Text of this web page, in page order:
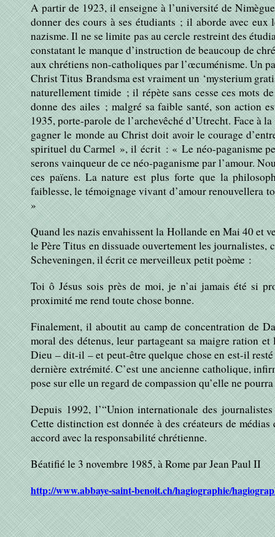
A partir de 1923, il enseigne à l’université de
donner des cours à ses étudiants ; il aborde avec
nazisme. Il ne se limite pas au cercle restreint des
constatant le manque d’instruction de beaucoup de
aux chrétiens non-catholiques par l’œcuménisme. Un
Christ Titus Brandsma est vraiment un ‘mysterium
naturellement timide ; il répète sans cesse ces mots
donne des ailes ; malgré sa faible santé, son action
1935, porte-parole de l’archevêché d’Utrecht. Face à
gagner le monde au Christ doit avoir le courage
spirituel du Carmel », il écrit : «Le néo-paganisme
serons vainqueur de ce néo-paganisme par l’amour.
ces païens. La nature est plus forte que la
faiblesse, le témoignage vivant d’amour renouvellera
»
Quand les nazis envahissent la Hollande en Mai 40 et
le Père Titus en dissuade ouvertement les
Scheveningen, il écrit ce merveilleux petit poème :
Toi ô Jésus sois près de moi, je n’ai jamais été si
proximité me rend toute chose bonne.
Finalement, il aboutit au camp de concentration de
moral des détenus, leur partageant sa maigre ration
Dieu – dit-il – et peut-être quelque chose en est-il
dernière extrémité. C’est une ancienne catholique,
pose sur elle un regard de compassion qu’elle ne
Depuis 1992, l’“Union internationale des
Cette distinction est donnée à des créateurs de
accord avec la responsabilité chrétienne.
Béatifié le 3 novembre 1985, à Rome par Jean Paul II
http://www.abbaye-saint-benoit.ch/hagiographie/